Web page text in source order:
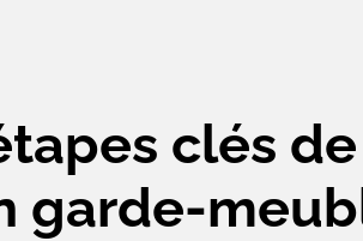
clés de
garde-